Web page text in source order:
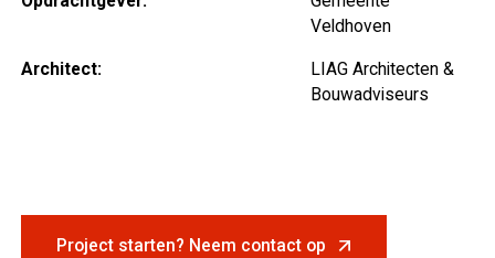
Veldhoven
Architect:
LIAG Architecten &
Bouwadviseurs
Project starten? Neem contact op